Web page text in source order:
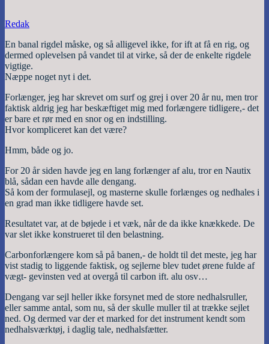
Redak
En banal rigdel måske, og så alligevel ikke, for ift at få en rig, og
dermed oplevelsen på vandet til at virke, så der de enkelte rigdele
vigtige.
Næppe noget nyt i det.
Forlænger, jeg har skrevet om surf og grej i over 20 år nu, men tror
faktisk aldrig jeg har beskæftiget mig med forlængere tidligere,- det
er bare et rør med en snor og en indstilling.
Hvor kompliceret kan det være?
Hmm, både og jo.
For 20 år siden havde jeg en lang forlænger af alu, tror en Nautix
blå, sådan een havde alle dengang.
Så kom der formulasejl, og masterne skulle forlænges og nedhales i
en grad man ikke tidligere havde set.
Resultatet var, at de bøjede i et væk, når de da ikke knækkede. De
var slet ikke konstrueret til den belastning.
Carbonforlængere kom så på banen,- de holdt til det meste, jeg har
vist stadig to liggende faktisk, og sejlerne blev tudet ørene fulde af
vægt- gevinsten ved at overgå til carbon ift. alu osv…
Dengang var sejl heller ikke forsynet med de store nedhalsruller,
eller samme antal, som nu, så der skulle muller til at trække sejlet
ned. Og dermed var der et marked for det instrument kendt som
nedhalsværktøj, i daglig tale, nedhalsfætter.